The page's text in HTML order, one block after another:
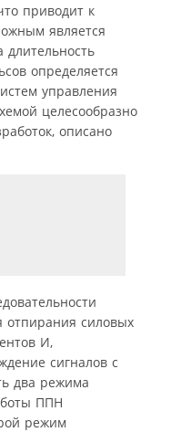
приводит к
является
определяется
управления
целесообразно
описано
силовых
И,
сигналов с
два режима
ППН
режим